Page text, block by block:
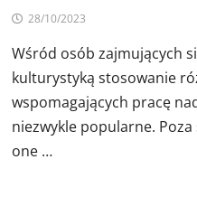
28/10/2023
Wśród osób zajmujących
kulturystyką stosowanie
wspomagających pracę
niezwykle popularne.
one …